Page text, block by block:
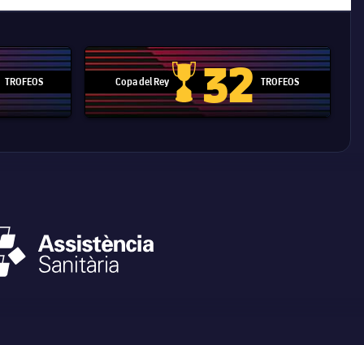
de Clubes
TROFEOS Copa del Rey
Copa del Rey
32 TROFEOS